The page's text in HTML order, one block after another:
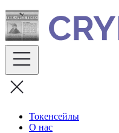
Skip
to
content
Токенсейлы
О нас